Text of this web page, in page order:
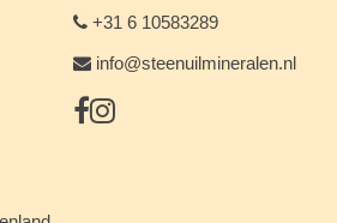
+31 6 10583289
info@steenuilmineralen.nl